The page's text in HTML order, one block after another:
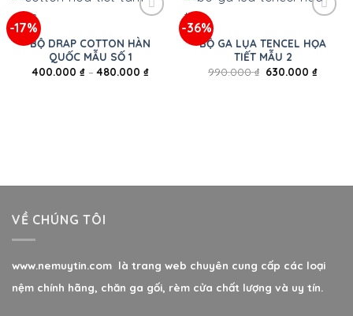
-17%
BỘ DRAP COTTON HÀN
QUỐC MẪU SỐ 1
400.000 ₫–480.000 ₫
-36%
BỘ GA LỤA TENCEL HỌA
TIẾT MẪU 2
990.000₫ 630.000₫
VỀ CHÚNG TÔI
www.nemuytin.com là trang web chuyên cung cấp các loại
nệm chính hãng, chăn ga gối, rèm cửa chất lượng và uy tín.